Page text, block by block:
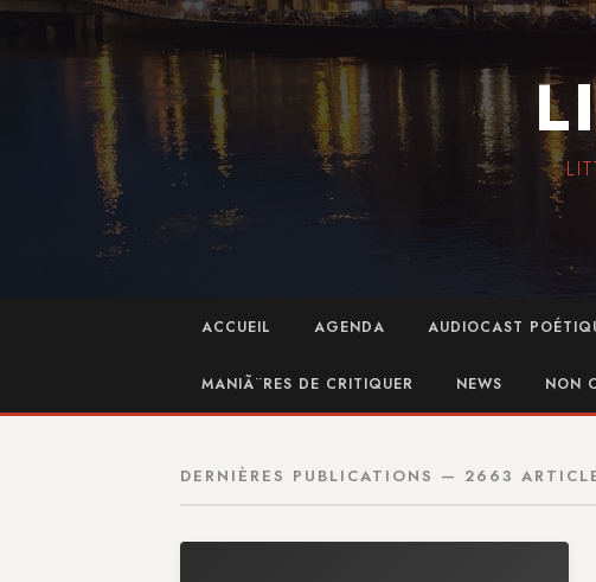
ACCUEIL AGENDA AUDIOCAST
MANIÃ¨RES DE CRITIQUER NEWS NON
DERNIÈRES PUBLICATIONS — 2663